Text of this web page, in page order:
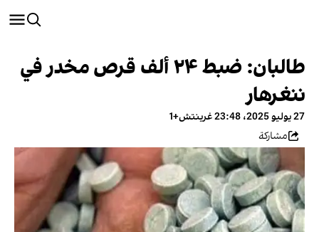
طالبان: ضبط ٢٤ ألف قرص مخدر في
ننغرهار
27 يوليو 2025، 23:48 غرينتش+1
مشاركة